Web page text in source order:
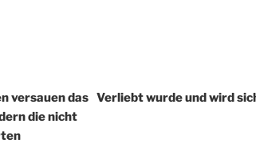
versauen das
die nicht
Verliebt wurde und wird